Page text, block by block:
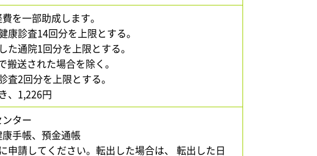
を一部助成します。
康診査14回分を上限とする。
1回分を上限とする。
た場合を除く。
分を上限とする。
、1,226円
ター
手帳、預金通帳
申請してください。転出した場合は、 転出した日